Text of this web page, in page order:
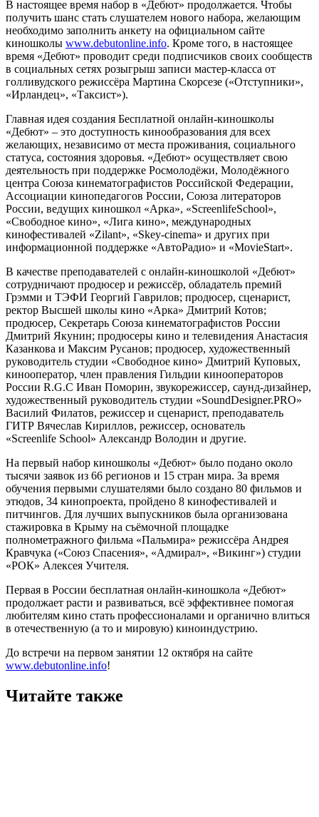
В настоящее время набор в «Дебют» продолжается. Чтобы
получить шанс стать слушателем нового набора, желающим
необходимо заполнить анкету на официальном сайте
киношколы www.debutonline.info. Кроме того, в настоящее
время «Дебют» проводит среди подписчиков своих сообществ
в социальных сетях розыгрыш записи мастер-класса от
голливудского режиссёра Мартина Скорсезе («Отступники»,
«Ирландец», «Таксист»).
Главная идея создания Бесплатной онлайн-киношколы
«Дебют» – это доступность кинообразования для всех
желающих, независимо от места проживания, социального
статуса, состояния здоровья. «Дебют» осуществляет свою
деятельность при поддержке Росмолодёжи, Молодёжного
центра Союза кинематографистов Российской Федерации,
Ассоциации кинопедагогов России, Союза литераторов
России, ведущих киношкол «Арка», «ScreenlifeSchool»,
«Свободное кино», «Лига кино», международных
кинофестивалей «Zilant», «Skey-cinema» и других при
информационной поддержке «АвтоРадио» и «MovieStart».
В качестве преподавателей с онлайн-киношколой «Дебют»
сотрудничают продюсер и режиссёр, обладатель премий
Грэмми и ТЭФИ Георгий Гаврилов; продюсер, сценарист,
ректор Высшей школы кино «Арка» Дмитрий Котов;
продюсер, Секретарь Союза кинематографистов России
Дмитрий Якунин; продюсеры кино и телевидения Анастасия
Казанкова и Максим Русанов; продюсер, художественный
руководитель студии «Свободное кино» Дмитрий Куповых,
кинооператор, член правления Гильдии кинооператоров
России R.G.C Иван Поморин, звукорежиссер, саунд-дизайнер,
художественный руководитель студии «SoundDesigner.PRO»
Василий Филатов, режиссер и сценарист, преподаватель
ГИТР Вячеслав Кириллов, режиссер, основатель
«Screenlife School» Александр Володин и другие.
На первый набор киношколы «Дебют» было подано около
тысячи заявок из 66 регионов и 15 стран мира. За время
обучения первыми слушателями было создано 80 фильмов и
этюдов, 34 кинопроекта, пройдено 8 кинофестивалей и
питчингов. Для лучших выпускников была организована
стажировка в Крыму на съёмочной площадке
полнометражного фильма «Пальмира» режиссёра Андрея
Кравчука («Союз Спасения», «Адмирал», «Викинг») студии
«РОК» Алексея Учителя.
Первая в России бесплатная онлайн-киношкола «Дебют»
продолжает расти и развиваться, всё эффективнее помогая
любителям кино стать профессионалами и органично влиться
в отечественную (а то и мировую) киноиндустрию.
До встречи на первом занятии 12 октября на сайте
www.debutonline.info!
Читайте также